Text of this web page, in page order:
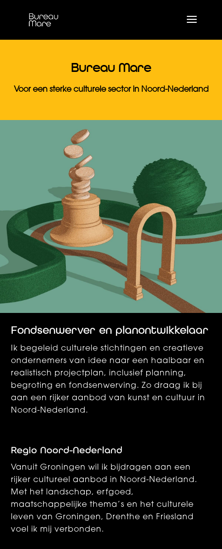
Bureau Mare
Voor een sterke culturele sector in Noord-Nederland
Fondsenwerver en planontwikkelaar
Ik begeleid culturele stichtingen en creatieve
ondernemers van idee naar een haalbaar en
realistisch projectplan, inclusief planning,
begroting en fondsenwerving. Zo draag ik bij
aan een rijker aanbod van kunst en cultuur in
Noord-Nederland.
Regio Noord-Nederland
Vanuit Groningen wil ik bijdragen aan een
rijker cultureel aanbod in Noord-Nederland.
Met het landschap, erfgoed,
maatschappelijke thema’s en het culturele
leven van Groningen, Drenthe en Friesland
voel ik mij verbonden.